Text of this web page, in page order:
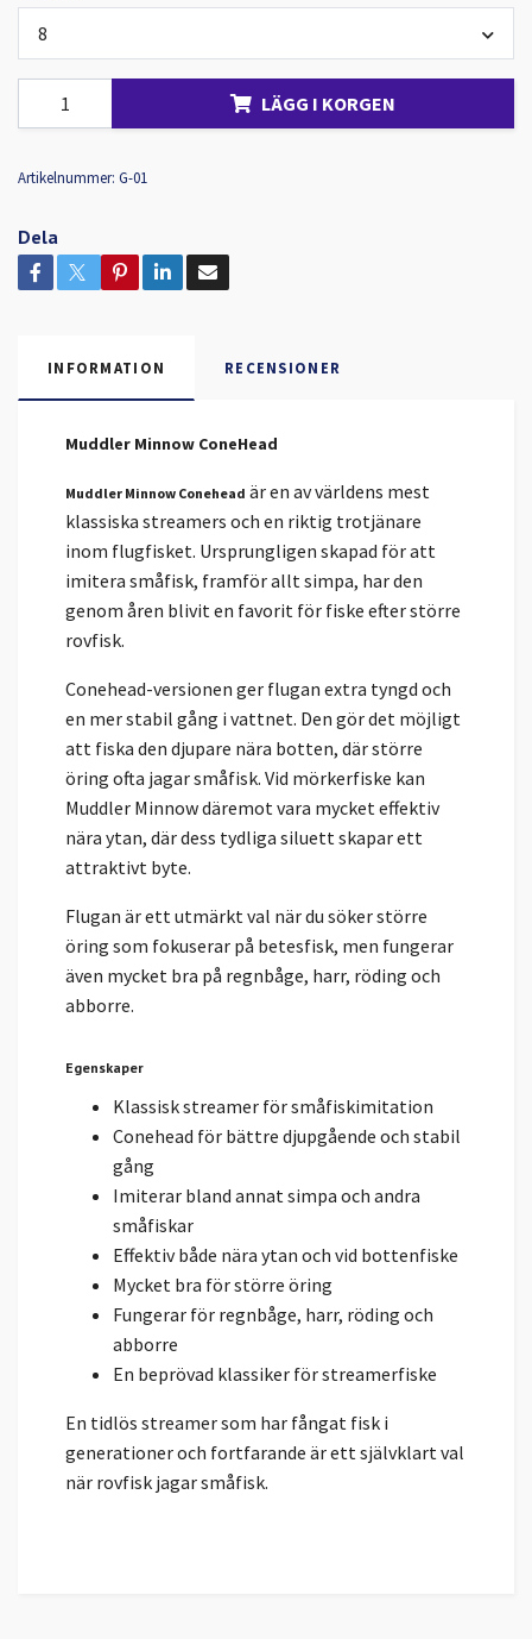
8
LÄGG I KORGEN
Artikelnummer: G-01
Dela
INFORMATION RECENSIONER
Muddler Minnow ConeHead
Muddler Minnow Conehead är en av världens mest
klassiska streamers och en riktig trotjänare
inom flugfisket. Ursprungligen skapad för att
imitera småfisk, framför allt simpa, har den
genom åren blivit en favorit för fiske efter större
rovfisk.
Conehead-versionen ger flugan extra tyngd och
en mer stabil gång i vattnet. Den gör det möjligt
att fiska den djupare nära botten, där större
öring ofta jagar småfisk. Vid mörkerfiske kan
Muddler Minnow däremot vara mycket effektiv
nära ytan, där dess tydliga siluett skapar ett
attraktivt byte.
Flugan är ett utmärkt val när du söker större
öring som fokuserar på betesfisk, men fungerar
även mycket bra på regnbåge, harr, röding och
abborre.
Egenskaper
Klassisk streamer för småfiskimitation
Conehead för bättre djupgående och stabil
gång
Imiterar bland annat simpa och andra
småfiskar
Effektiv både nära ytan och vid bottenfiske
Mycket bra för större öring
Fungerar för regnbåge, harr, röding och
abborre
En beprövad klassiker för streamerfiske
En tidlös streamer som har fångat fisk i
generationer och fortfarande är ett självklart val
när rovfisk jagar småfisk.